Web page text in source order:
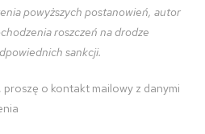
powyższych postanowień, autor
roszczeń na drodze
sankcji.
o kontakt mailowy z danymi